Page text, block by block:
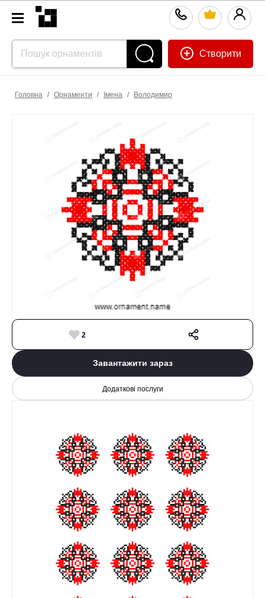
Створити
Головна / Орнаменти / Імена / Володимир
2
Завантажити зараз
Додаткові послуги